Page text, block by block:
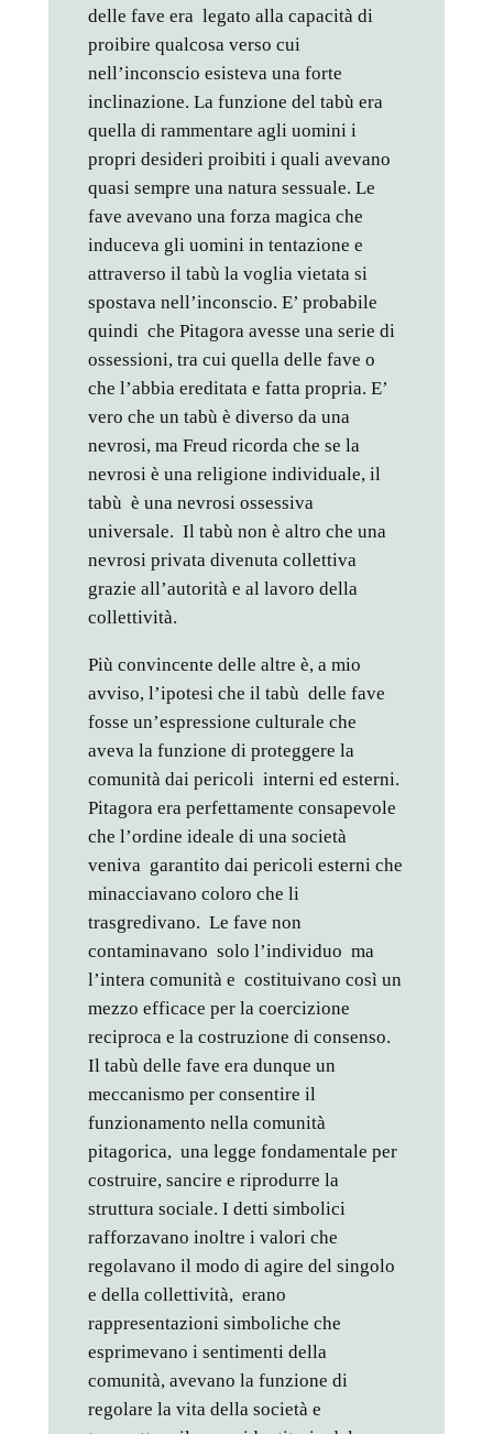
delle fave era legato alla capacità di
proibire qualcosa verso cui
nell’inconscio esisteva una forte
inclinazione. La funzione del tabù era
quella di rammentare agli uomini i
propri desideri proibiti i quali avevano
quasi sempre una natura sessuale. Le
fave avevano una forza magica che
induceva gli uomini in tentazione e
attraverso il tabù la voglia vietata si
spostava nell’inconscio. E’ probabile
quindi che Pitagora avesse una serie di
ossessioni, tra cui quella delle fave o
che l’abbia ereditata e fatta propria. E’
vero che un tabù è diverso da una
nevrosi, ma Freud ricorda che se la
nevrosi è una religione individuale, il
tabù è una nevrosi ossessiva
universale. Il tabù non è altro che una
nevrosi privata divenuta collettiva
grazie all’autorità e al lavoro della
collettività.
Più convincente delle altre è, a mio
avviso, l’ipotesi che il tabù delle fave
fosse un’espressione culturale che
aveva la funzione di proteggere la
comunità dai pericoli interni ed esterni.
Pitagora era perfettamente consapevole
che l’ordine ideale di una società
veniva garantito dai pericoli esterni che
minacciavano coloro che li
trasgredivano. Le fave non
contaminavano solo l’individuo ma
l’intera comunità e costituivano così un
mezzo efficace per la coercizione
reciproca e la costruzione di consenso.
Il tabù delle fave era dunque un
meccanismo per consentire il
funzionamento nella comunità
pitagorica, una legge fondamentale per
costruire, sancire e riprodurre la
struttura sociale. I detti simbolici
rafforzavano inoltre i valori che
regolavano il modo di agire del singolo
e della collettività, erano
rappresentazioni simboliche che
esprimevano i sentimenti della
comunità, avevano la funzione di
regolare la vita della società e